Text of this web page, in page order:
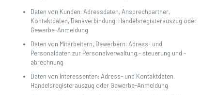
Daten von Kunden: Adressdaten, Ansprechpartner,
Kontaktdaten, Bankverbindung, Handelsregisterauszug oder
Gewerbe-Anmeldung
Daten von Mitarbeitern, Bewerbern: Adress- und
Personaldaten zur Personalverwaltung,- steuerung und -
abrechnung
Daten von Interessenten: Adress- und Kontaktdaten,
Handelsregisterauszug oder Gewerbe-Anmeldung